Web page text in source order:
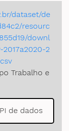
dataset/de
resourc
downl
2
Trabalho e
de dados